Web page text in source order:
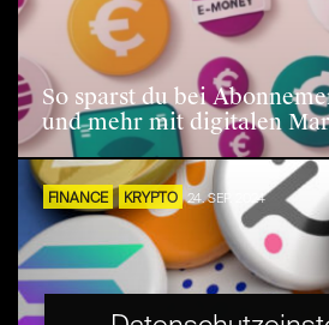
So sparst du bei
und mehr mit digitalen
FINANCE KRYPTO 24. SEP. 2024